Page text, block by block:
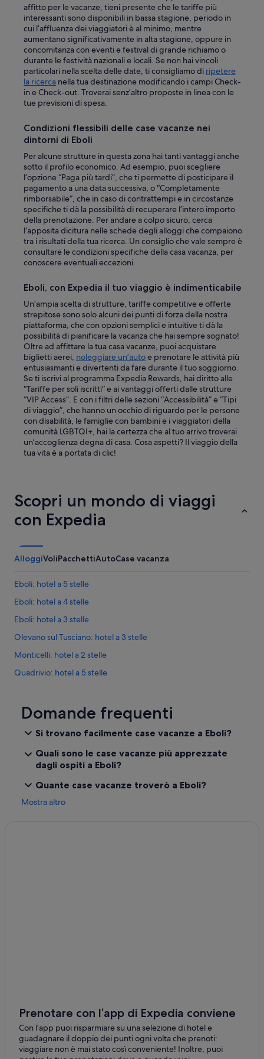
affitto per le vacanze, tieni presente che le tariffe più
interessanti sono disponibili in bassa stagione, periodo in
cui l’affluenza dei viaggiatori è al minimo, mentre
aumentano significativamente in alta stagione, oppure in
concomitanza con eventi e festival di grande richiamo o
durante le festività nazionali e locali. Se non hai vincoli
particolari nella scelta delle date, ti consigliamo di ripetere
la ricerca nella tua destinazione modificando i campi Check-
in e Check-out. Troverai senz’altro proposte in linea con le
tue previsioni di spesa.
Condizioni flessibili delle case vacanze nei
dintorni di Eboli
Per alcune strutture in questa zona hai tanti vantaggi anche
sotto il profilo economico. Ad esempio, puoi scegliere
l’opzione “Paga più tardi”, che ti permette di posticipare il
pagamento a una data successiva, o “Completamente
rimborsabile”, che in caso di contrattempi e in circostanze
specifiche ti dà la possibilità di recuperare l’intero importo
della prenotazione. Per andare a colpo sicuro, cerca
l’apposita dicitura nelle schede degli alloggi che compaiono
tra i risultati della tua ricerca. Un consiglio che vale sempre è
consultare le condizioni specifiche della casa vacanza, per
conoscere eventuali eccezioni.
Eboli, con Expedia il tuo viaggio è indimenticabile
Un’ampia scelta di strutture, tariffe competitive e offerte
strepitose sono solo alcuni dei punti di forza della nostra
piattaforma, che con opzioni semplici e intuitive ti dà la
possibilità di pianificare la vacanza che hai sempre sognato!
Oltre ad affittare la tua casa vacanze, puoi acquistare
biglietti aerei, noleggiare un’autoe prenotare le attività più
entusiasmanti e divertenti da fare durante il tuo soggiorno.
Se ti iscrivi al programma Expedia Rewards, hai diritto alle
“Tariffe per soli iscritti” e ai vantaggi offerti dalle strutture
“VIP Access”. E con i filtri delle sezioni “Accessibilità” e “Tipi
di viaggio”, che hanno un occhio di riguardo per le persone
con disabilità, le famiglie con bambini e i viaggiatori della
comunità LGBTQI+, hai la certezza che al tuo arrivo troverai
un’accoglienza degna di casa. Cosa aspetti? Il viaggio della
tua vita è a portata di clic!
Scopri un mondo di viaggi
con Expedia
AlloggiVoliPacchettiAutoCase vacanza
Eboli: hotel a 5 stelle
Eboli: hotel a 4 stelle
Eboli: hotel a 3 stelle
Olevano sul Tusciano: hotel a 3 stelle
Monticelli: hotel a 2 stelle
Quadrivio: hotel a 5 stelle
Quadrivio: hotel a 4 stelle
Piazza della Repubblica: hotel nelle vicinanze
Quadrivio: hotel
Quadrivio: Hotel con bar
Olevano sul Tusciano: Hotel di lusso
Battipaglia: Hotel storici
Domande frequenti
Si trovano facilmente case vacanze a Eboli?
Quali sono le case vacanze più apprezzate
dagli ospiti a Eboli?
Quante case vacanze troverò a Eboli?
Mostra altro
Prenotare con l’app di Expedia conviene
Con l’app puoi risparmiare su una selezione di hotel e
guadagnare il doppio dei punti ogni volta che prenoti:
viaggiare non è mai stato così conveniente! Inoltre, puoi